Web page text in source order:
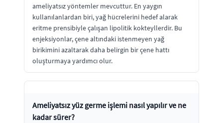
ameliyatsız yöntemler mevcuttur. En yaygın
kullanılanlardan biri, yağ hücrelerini hedef alarak
eritme prensibiyle çalışan lipolitik kokteyllerdir. Bu
enjeksiyonlar, çene altındaki istenmeyen yağ
birikimini azaltarak daha belirgin bir çene hattı
oluşturmaya yardımcı olur.
Ameliyatsız yüz germe işlemi nasıl yapılır ve ne
kadar sürer?